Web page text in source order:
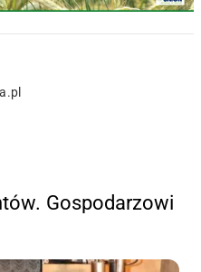
Gospodarzowi